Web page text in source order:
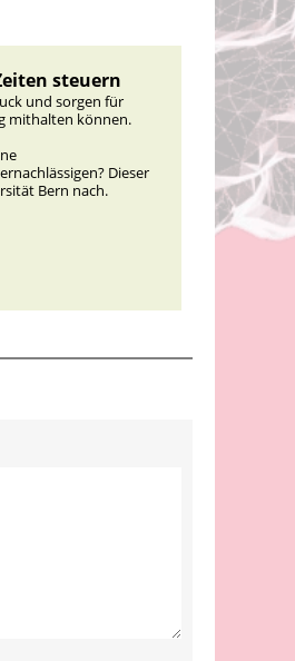
steuern
und sorgen für
mithalten können.
Dieser
Bern nach.